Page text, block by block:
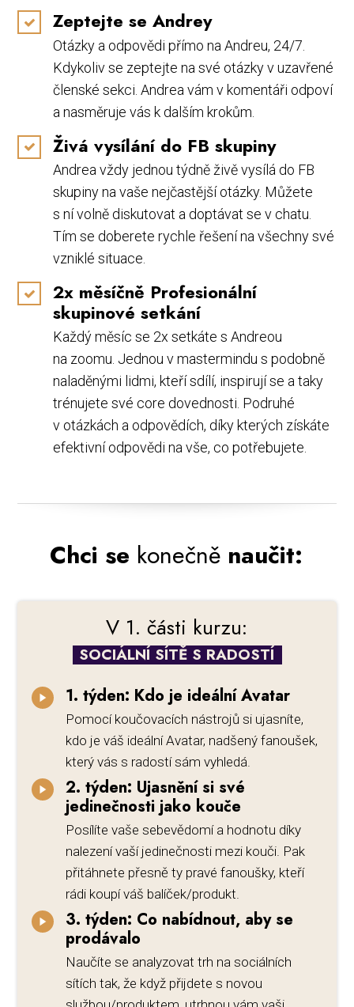
Zeptejte se Andrey
Otázky a odpovědi přímo na Andreu, 24/7.
Kdykoliv se zeptejte na své otázky v uzavřené
členské sekci. Andrea vám v komentáři odpoví
a nasměruje vás k dalším krokům.
Živá vysílání do FB skupiny
Andrea vždy jednou týdně živě vysílá do FB
skupiny na vaše nejčastější otázky. Můžete
s ní volně diskutovat a doptávat se v chatu.
Tím se doberete rychle řešení na všechny své
vzniklé situace.
2x měsíčně Profesionální
skupinové setkání
Každý měsíc se 2x setkáte s Andreou
na zoomu. Jednou v mastermindu s podobně
naladěnými lidmi, kteří sdílí, inspirují se a taky
trénujete své core dovednosti. Podruhé
v otázkách a odpovědích, díky kterých získáte
efektivní odpovědi na vše, co potřebujete.
Chci se konečně naučit:
V 1. části kurzu:
SOCIÁLNÍ SÍTĚ S RADOSTÍ
1. týden: Kdo je ideální Avatar
Pomocí koučovacích nástrojů si ujasníte,
kdo je váš ideální Avatar, nadšený fanoušek,
který vás s radostí sám vyhledá.
2. týden: Ujasnění si své
jedinečnosti jako kouče
Posílíte vaše sebevědomí a hodnotu díky
nalezení vaší jedinečnosti mezi kouči. Pak
přitáhnete přesně ty pravé fanoušky, kteří
rádi koupí váš balíček/produkt.
3. týden: Co nabídnout, aby se
prodávalo
Naučíte se analyzovat trh na sociálních
sítích tak, že když přijdete s novou